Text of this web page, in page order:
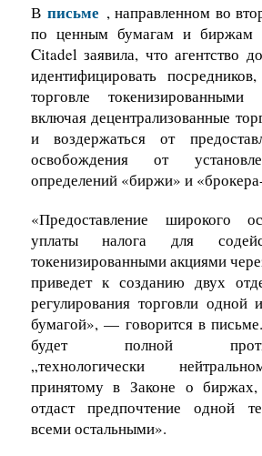
Вписьме , направленном во
по ценным бумагам и биржам
Citadel заявила, что агентство
идентифицировать
торговле
включая децентрализованные
и воздержаться от
освобождения от
определений «биржи» и
«Предоставление широкого
уплаты налога для
токенизированными акциями
приведет к созданию двух
регулирования торговли
бумагой», — говорится в
будет полной
„технологически
принятому в Законе о
отдаст предпочтение одной
всеми остальными».